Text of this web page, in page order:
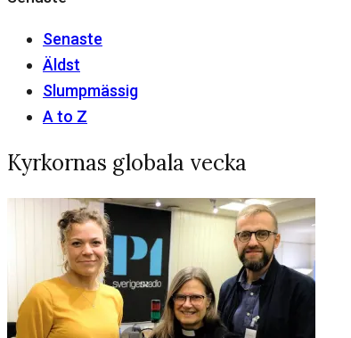
Senaste
Äldst
Slumpmässig
A to Z
Kyrkornas globala vecka